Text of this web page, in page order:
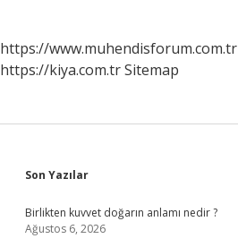
https://www.muhendisforum.com.tr
https://kiya.com.trSitemap
Sidebar
Son Yazılar
Birlikten kuvvet doğarın anlamı nedir ?
Ağustos 6, 2026